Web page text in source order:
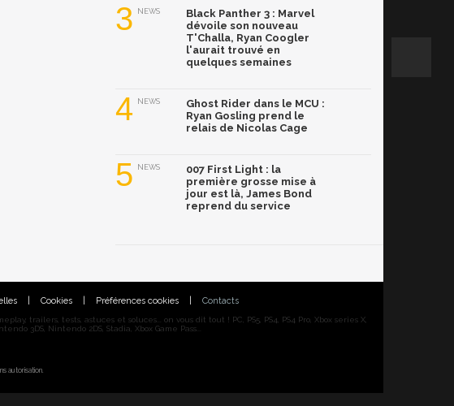
3 NEWS
Black Panther 3 : Marvel
dévoile son nouveau
T'Challa, Ryan Coogler
l'aurait trouvé en
quelques semaines
4 NEWS
Ghost Rider dans le MCU :
Ryan Gosling prend le
relais de Nicolas Cage
5 NEWS
007 First Light : la
première grosse mise à
jour est là, James Bond
reprend du service
Cookies Préférences cookies Contacts
trailers, tests, astuces et soluces... on vous dit tout ! PC, PS5, PS4, PS4 Pro, Xbox series X,
3DS, Nintendo 2DS, Stadia, Xbox Game Pass...
autorisation.